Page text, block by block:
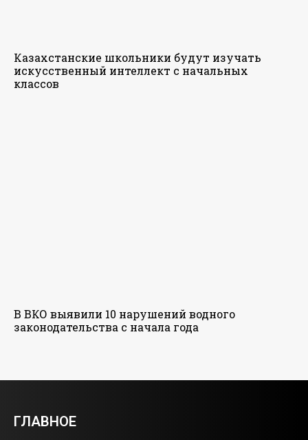
Казахстанские школьники будут изучать
искусственный интеллект с начальных
классов
В ВКО выявили 10 нарушений водного
законодательства с начала года
ГЛАВНОЕ